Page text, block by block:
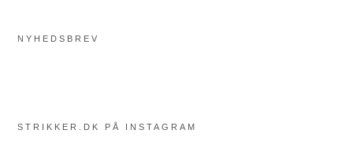
NYHEDSBREV
STRIKKER.DK PÅ INSTAGRAM